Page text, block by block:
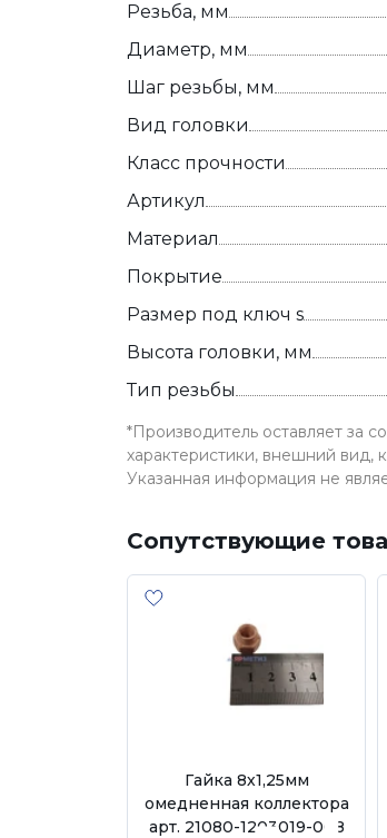
Резьба, мм
Диаметр, мм
Шаг резьбы, мм
Вид головки
Класс прочности
Артикул
Материал
Покрытие
Размер под ключ s
Высота головки, мм
Тип резьбы
*Производитель оставляет за
характеристики, внешний вид,
Указанная информация не
Сопутствующие
Гайка 8х1,25мм
омедненная коллектора
арт. 21080-1203019-008